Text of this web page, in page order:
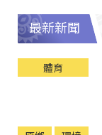
最新新聞
體育